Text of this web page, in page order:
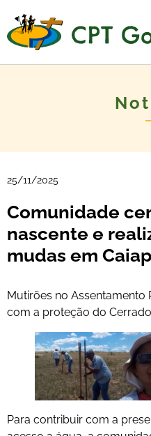
25/11/2025
Comunidade
nascente e
mudas em
Mutirões no
com a proteção do
Para contribuir com a